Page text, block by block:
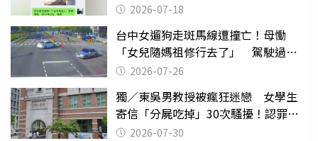
2026-07-18
台中女遛狗走斑馬線遭撞亡！母慟
「女兒隨媽祖修行去了」 駕駛過失
致死判9月
2026-07-26
獨／東吳男教授被瘋狂迷戀 女學生
寄信「分屍吃掉」30次騷擾！認罪免
關 2026-07-30